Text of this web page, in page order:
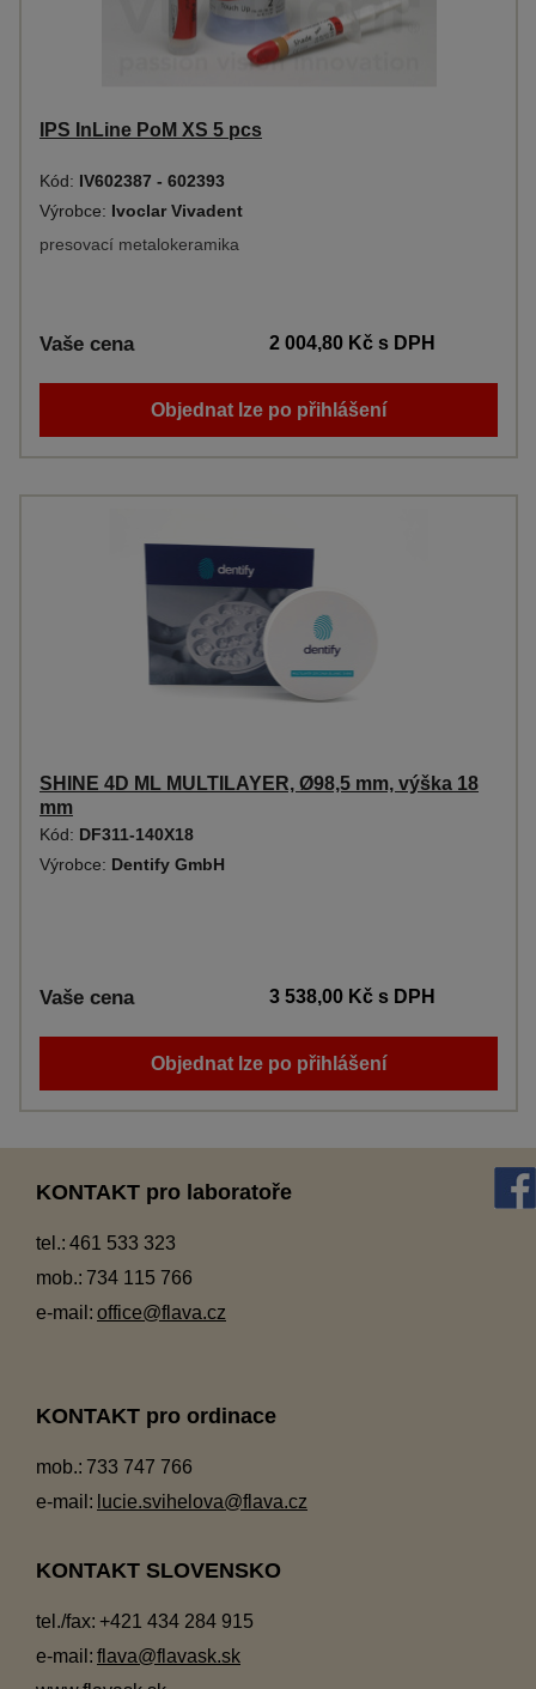
IPS InLine PoM XS 5 pcs
Kód: IV602387 - 602393
Výrobce: Ivoclar Vivadent
presovací metalokeramika
Vaše cena 2 004,80 Kčs DPH
Objednat lze po přihlášení
SHINE 4D ML MULTILAYER, Ø98,5 mm, výška 18
mm
Kód: DF311-140X18
Výrobce: Dentify GmbH
Vaše cena 3 538,00 Kčs DPH
Objednat lze po přihlášení
KONTAKT pro laboratoře
tel.: 461 533 323
mob.: 734 115 766
e-mail: office@flava.cz
KONTAKT pro ordinace
mob.: 733 747 766
e-mail: lucie.svihelova@flava.cz
KONTAKT SLOVENSKO
tel./fax: +421 434 284 915
e-mail: flava@flavask.sk